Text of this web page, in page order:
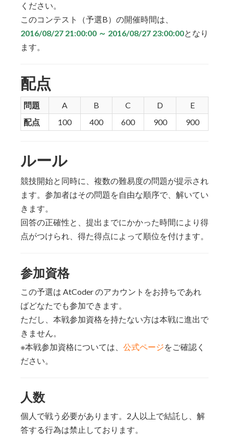
ください。
このコンテスト（予選B）の開催時間は、
2016/08/27 21:00:00 ～ 2016/08/27 23:00:00となり
ます。
配点
問題 A B C D
E
配点
100 400 600 900 900
ルール
競技開始と同時に、複数の難易度の問題が提示され
ます。参加者はその問題を自由な順序で、解いてい
きます。
回答の正確性と、提出までにかかった時間により得
点がつけられ、得た得点によって順位を付けます。
参加資格
この予選は AtCoder のアカウントをお持ちであれ
ばどなたでも参加できます。
ただし、本戦参加資格を持たない方は本戦に進出で
きません。
※本戦参加資格については、 公式ページをご確認く
ださい。
人数
個人で戦う必要があります。2人以上で結託し、解
答する行為は禁止しております。